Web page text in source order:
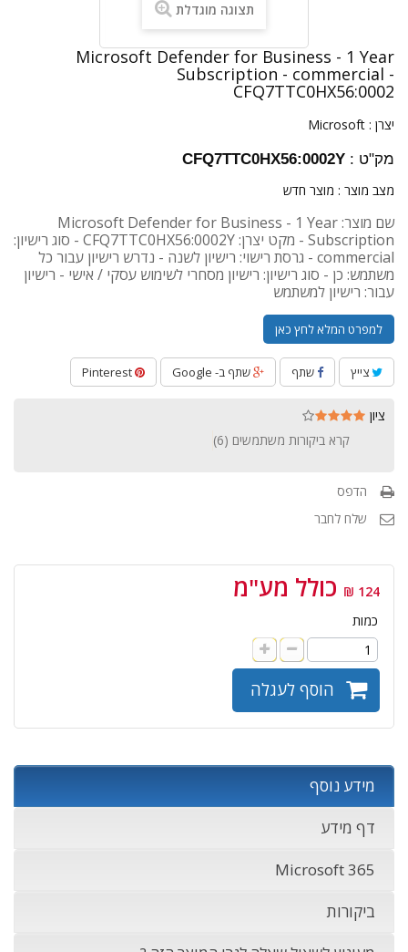
תצוגה מוגדלת
Microsoft Defender for Business - 1 Year
Subscription - commercial -
CFQ7TTC0HX56:0002
יצרן : Microsoft
מק"ט : CFQ7TTC0HX56:0002Y
מצב מוצר : מוצר חדש
שם מוצר: Microsoft Defender for Business - 1 Year
Subscription - מקט יצרן: CFQ7TTC0HX56:0002Y - סוג רישיון:
commercial - גרסת רישוי: רישיון לשנה - נדרש רישיון עבור כל
משתמש: כן - סוג רישיון: רישיון מסחרי לשימוש עסקי / אישי - רישיון
עבור: רישיון למשתמש
למפרט המלא לחץ כאן
צייץ שתף שתף ב- Google
ציון
קרא ביקורות משתמשים (6
)
הדפס
שלח לחבר
124 ₪ כולל מע"מ
כמות
הוסף לעגלה
מידע נוסף
דף מידע
Microsoft 365
ביקורות